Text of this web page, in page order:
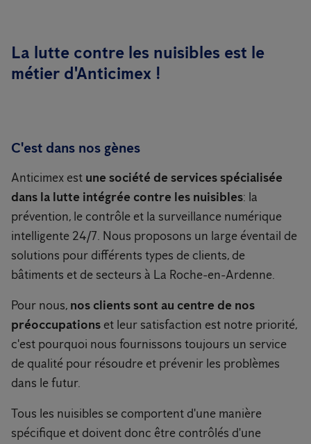
La lutte contre les nuisibles est le
métier d'Anticimex !
C'est dans nos gènes
Anticimex est une société de services spécialisée
dans la lutte intégrée contre les nuisibles: la
prévention, le contrôle et la surveillance numérique
intelligente 24/7. Nous proposons un large éventail de
solutions pour différents types de clients, de
bâtiments et de secteurs à La Roche-en-Ardenne.
Pour nous, nos clients sont au centre de nos
préoccupations et leur satisfaction est notre priorité,
c'est pourquoi nous fournissons toujours un service
de qualité pour résoudre et prévenir les problèmes
dans le futur.
Tous les nuisibles se comportent d'une manière
spécifique et doivent donc être contrôlés d'une